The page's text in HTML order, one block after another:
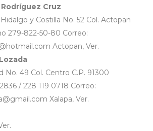
Rodríguez Cruz
y Costilla No. 52 Col. Actopan
279-822-50-80 Correo:
Actopan, Ver.
No. 49 Col. Centro C.P. 91300
/ 228 119 0718 Correo:
Xalapa, Ver.